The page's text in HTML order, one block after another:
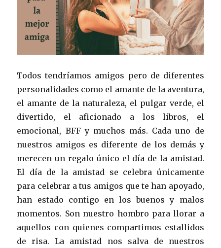
Todos tendríamos amigos pero de diferentes
personalidades como el amante de la aventura,
el amante de la naturaleza, el pulgar verde, el
divertido, el aficionado a los libros, el
emocional, BFF y muchos más. Cada uno de
nuestros amigos es diferente de los demás y
merecen un regalo único el día de la amistad.
El día de la amistad se celebra únicamente
para celebrar a tus amigos que te han apoyado,
han estado contigo en los buenos y malos
momentos. Son nuestro hombro para llorar a
aquellos con quienes compartimos estallidos
de risa. La amistad nos salva de nuestros